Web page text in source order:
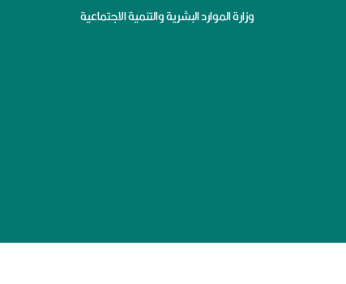
وزارة الموارد البشرية والتنمية الاجتماعية